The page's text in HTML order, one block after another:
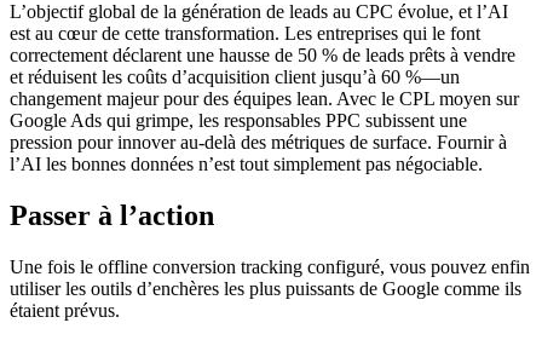
L’objectif global de la génération de leads au CPC évolue, et l’AI
est au cœur de cette transformation. Les entreprises qui le font
correctement déclarent une hausse de 50 % de leads prêts à vendre
et réduisent les coûts d’acquisition client jusqu’à 60 %—un
changement majeur pour des équipes lean. Avec le CPL moyen sur
Google Ads qui grimpe, les responsables PPC subissent une
pression pour innover au-delà des métriques de surface. Fournir à
l’AI les bonnes données n’est tout simplement pas négociable.
Passer à l’action
Une fois le offline conversion tracking configuré, vous pouvez enfin
utiliser les outils d’enchères les plus puissants de Google comme ils
étaient prévus.